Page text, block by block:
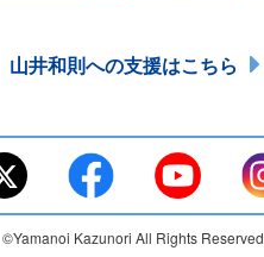
山井和則への支援はこちら
©Yamanoi Kazunori All Rights